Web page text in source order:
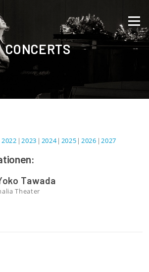
Menü
CONCERTS
2022 2023 2024 2025 2026 2027
Tawada
Theater